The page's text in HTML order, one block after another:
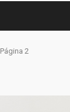
Página 2